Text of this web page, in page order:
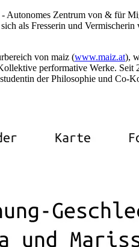
Autonomes Zentrum von & für
als Fresserin und
von maiz (www.maiz.at),
performative Werke.
der Philosophie und Co-